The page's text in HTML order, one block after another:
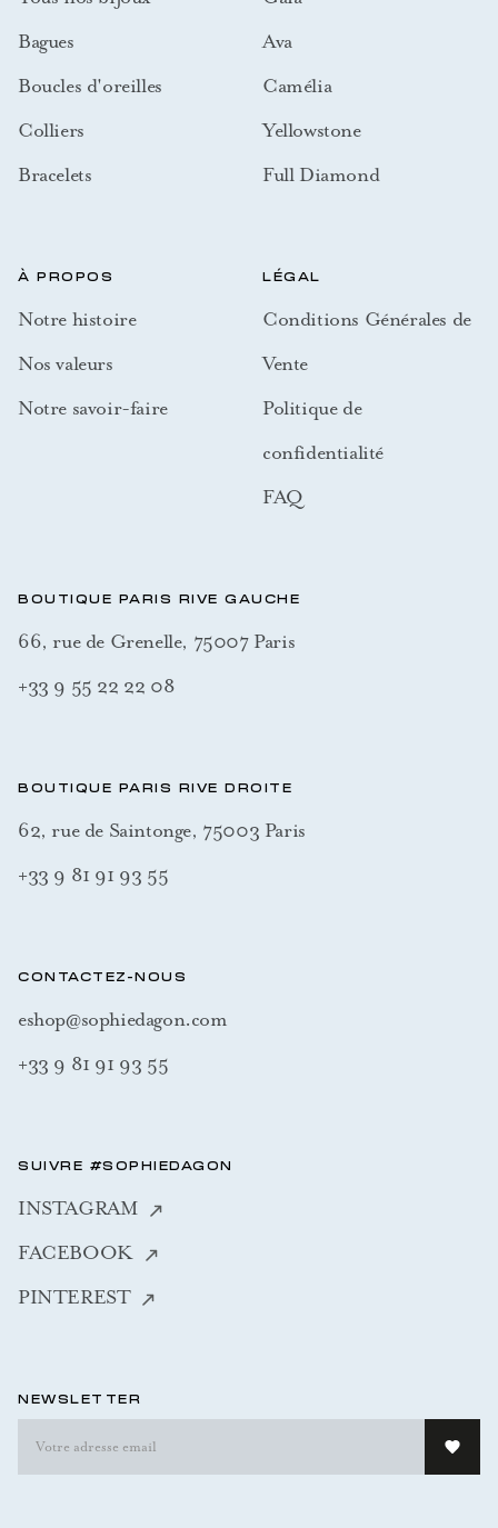
Bagues
Boucles d'oreilles
Colliers
Bracelets
Ava
Camélia
Yellowstone
Full Diamond
À PROPOS
Notre histoire
Nos valeurs
Notre savoir-faire
LÉGAL
Conditions Générales de
Vente
Politique de
confidentialité
FAQ
BOUTIQUE PARIS RIVE GAUCHE
66, rue de Grenelle, 75007 Paris
+33 9 55 22 22 08
BOUTIQUE PARIS RIVE DROITE
62, rue de Saintonge, 75003 Paris
+33 9 81 91 93 55
CONTACTEZ-NOUS
eshop@sophiedagon.com
+33 9 81 91 93 55
SUIVRE #SOPHIEDAGON
INSTAGRAM
FACEBOOK
PINTEREST
NEWSLETTER